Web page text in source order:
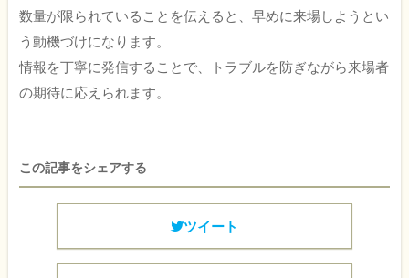
数量が限られていることを伝えると、早めに来場しようとい
う動機づけになります。
情報を丁寧に発信することで、トラブルを防ぎながら来場者
の期待に応えられます。
この記事をシェアする
ツイート